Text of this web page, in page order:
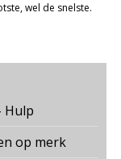
wel de snelste.
Hulp
op merk